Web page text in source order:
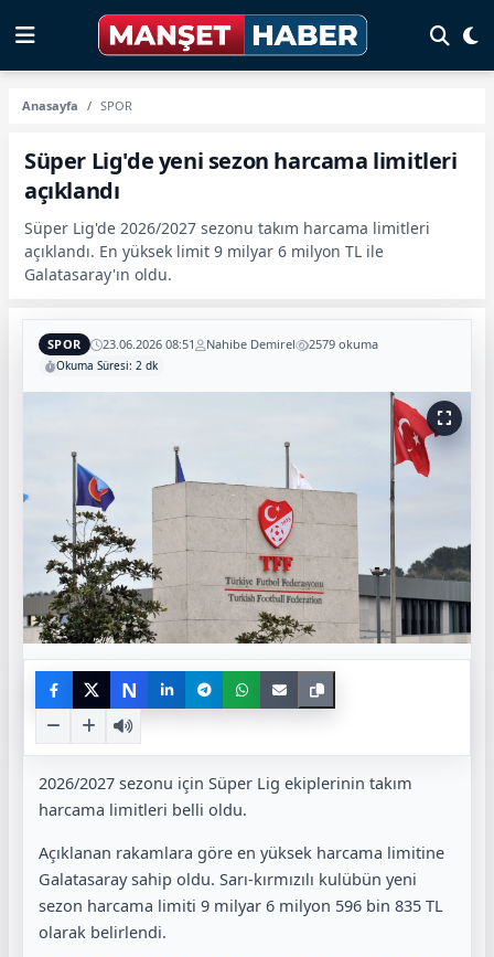
Anasayfa SPOR
Süper Lig'de yeni sezon harcama limitleri
açıklandı
Süper Lig'de 2026/2027 sezonu takım harcama limitleri
açıklandı. En yüksek limit 9 milyar 6 milyon TL ile
Galatasaray'ın oldu.
SPOR 23.06.2026 08:51 Nahibe Demirel 2579 okuma
Okuma Süresi: 2 dk
N
2026/2027 sezonu için Süper Lig ekiplerinin takım
harcama limitleri belli oldu.
Açıklanan rakamlara göre en yüksek harcama limitine
Galatasaray sahip oldu. Sarı-kırmızılı kulübün yeni
sezon harcama limiti 9 milyar 6 milyon 596 bin 835 TL
olarak belirlendi.